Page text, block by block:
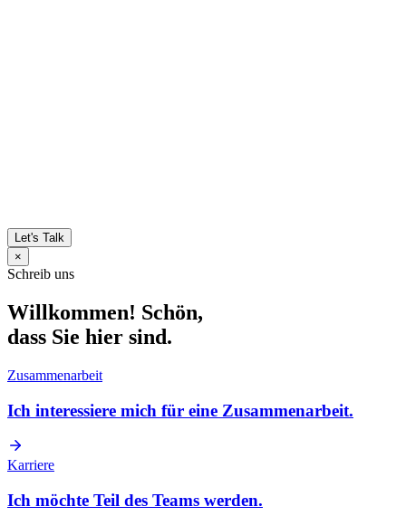
Let's Talk
×
Schreib uns
Willkommen! Schön,
dass Sie hier sind.
Zusammenarbeit
Ich interessiere mich für eine Zusammenarbeit.
Karriere
Ich möchte Teil des Teams werden.